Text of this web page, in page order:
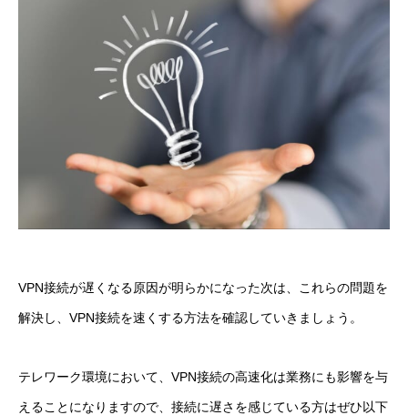
VPN接続が遅くなる原因が明らかになった次は、これらの問題を
解決し、VPN接続を速くする方法を確認していきましょう。
テレワーク環境において、VPN接続の高速化は業務にも影響を与
えることになりますので、接続に遅さを感じている方はぜひ以下